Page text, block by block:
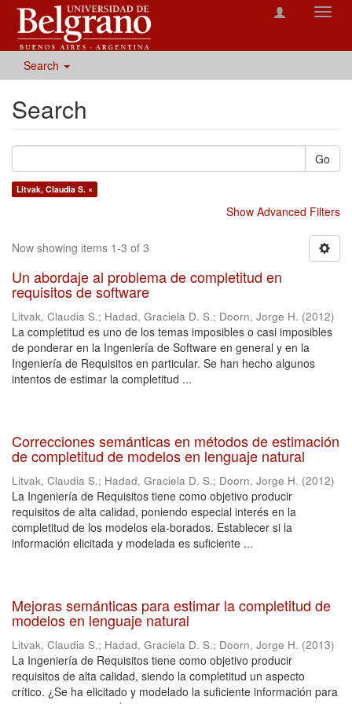
Search
Search
Go
Litvak, Claudia S. ×
Show Advanced Filters
Now showing items 1-3 of 3
Un abordaje al problema de completitud en
requisitos de software
Litvak, Claudia S.; Hadad, Graciela D. S.; Doorn, Jorge H. (2012)
La completitud es uno de los temas imposibles o casi imposibles
de ponderar en la Ingeniería de Software en general y en la
Ingeniería de Requisitos en particular. Se han hecho algunos
intentos de estimar la completitud ...
Correcciones semánticas en métodos de estimación
de completitud de modelos en lenguaje natural
Litvak, Claudia S.; Hadad, Graciela D. S.; Doorn, Jorge H. (2012)
La Ingeniería de Requisitos tiene como objetivo producir
requisitos de alta calidad, poniendo especial interés en la
completitud de los modelos ela-borados. Establecer si la
información elicitada y modelada es suficiente ...
Mejoras semánticas para estimar la completitud de
modelos en lenguaje natural
Litvak, Claudia S.; Hadad, Graciela D. S.; Doorn, Jorge H. (2013)
La Ingeniería de Requisitos tiene como objetivo producir
requisitos de alta calidad, siendo la completitud un aspecto
crítico. ¿Se ha elicitado y modelado la suficiente información para